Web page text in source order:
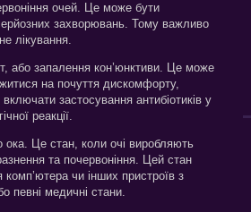
очей. Це може бути
захворювань. Тому важливо
лікування.
або запалення кон’юнктиви. Це може
на почуття дискомфорту,
застосування антибіотиків у
реакції.
ока. Це стан, коли очі виробляють
та почервоніння. Цей стан
чи інших пристроїв з
певні медичні стани.